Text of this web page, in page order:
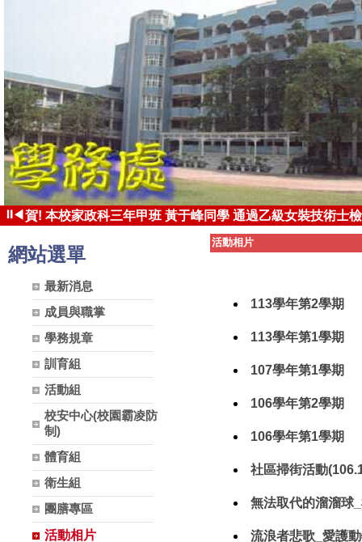
⏸◀賀! 本校家政科三年甲班 黃于峰同學 通過乙級女裝技術士
賀! 本校家政科三年甲班 張凱茵同學 錄取國立台東大學 體
網站選單
最新消息
成員與職掌
學務規章
訓育組
活動組
校安中心(校園霸凌防
制)
體育組
衛生組
團膳專區
活動相片
活動相片
113學年第2學期
113學年第1學期
107學年第1學期
106學年第2學期
106學年第1學期
社區掃街活動
無法取代的溜溜球
流浪者悲歌_愛護